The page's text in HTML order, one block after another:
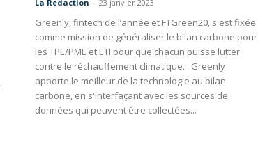
La Redaction - 23 janvier 2023
Greenly, fintech de l’année et FTGreen20, s'est fixée
comme mission de généraliser le bilan carbone pour
les TPE/PME et ETI pour que chacun puisse lutter
contre le réchauffement climatique. Greenly
apporte le meilleur de la technologie au bilan
carbone, en s'interfaçant avec les sources de
données qui peuvent être collectées...